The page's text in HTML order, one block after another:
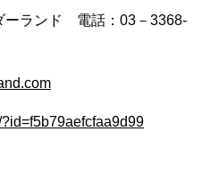
ーランド 電話：03－3368-